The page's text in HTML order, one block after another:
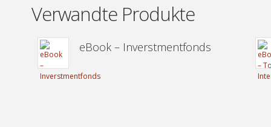
Verwandte Produkte
eBook – Inverstmentfonds